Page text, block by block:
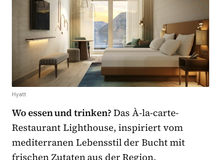
Hyatt
Wo essen und trinken?Das À-la-carte-
Restaurant Lighthouse, inspiriert vom
mediterranen Lebensstil der Bucht mit
frischen Zutaten aus der Region,